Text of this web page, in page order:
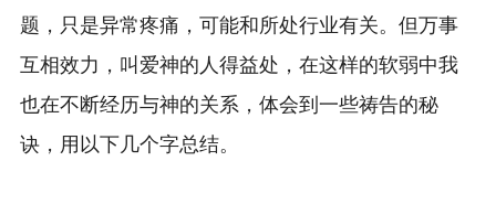
题，只是异常疼痛，可能和所处行业有关。但万事
互相效力，叫爱神的人得益处，在这样的软弱中我
也在不断经历与神的关系，体会到一些祷告的秘
诀，用以下几个字总结。